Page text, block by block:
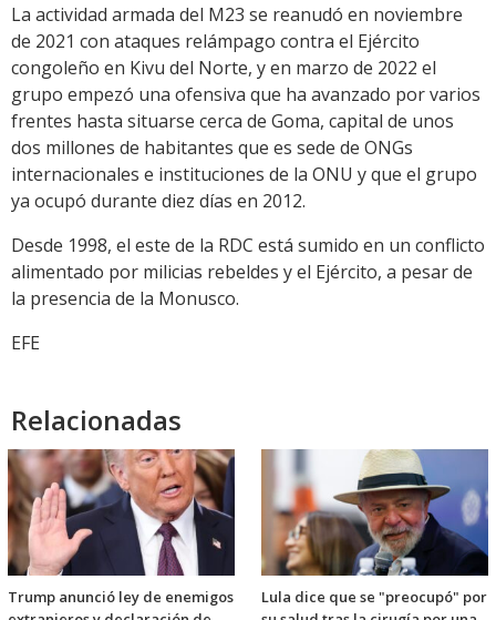
La actividad armada del M23 se reanudó en noviembre
de 2021 con ataques relámpago contra el Ejército
congoleño en Kivu del Norte, y en marzo de 2022 el
grupo empezó una ofensiva que ha avanzado por varios
frentes hasta situarse cerca de Goma, capital de unos
dos millones de habitantes que es sede de ONGs
internacionales e instituciones de la ONU y que el grupo
ya ocupó durante diez días en 2012.
Desde 1998, el este de la RDC está sumido en un conflicto
alimentado por milicias rebeldes y el Ejército, a pesar de
la presencia de la Monusco.
EFE
Relacionadas
Trump anunció ley de enemigos
Lula dice que se "preocupó" por